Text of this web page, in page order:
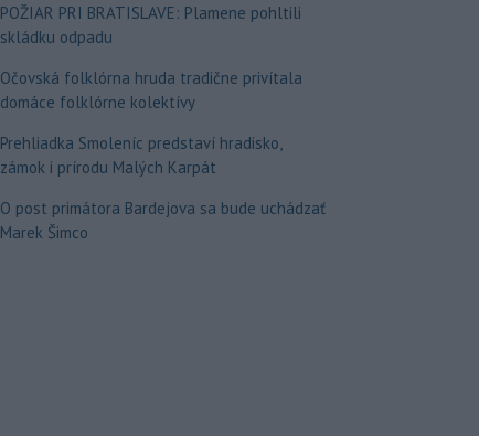
POŽIAR PRI BRATISLAVE: Plamene pohltili
skládku odpadu
Očovská folklórna hruda tradične privítala
domáce folklórne kolektívy
Prehliadka Smoleníc predstaví hradisko,
zámok i prírodu Malých Karpát
O post primátora Bardejova sa bude uchádzať
Marek Šimco